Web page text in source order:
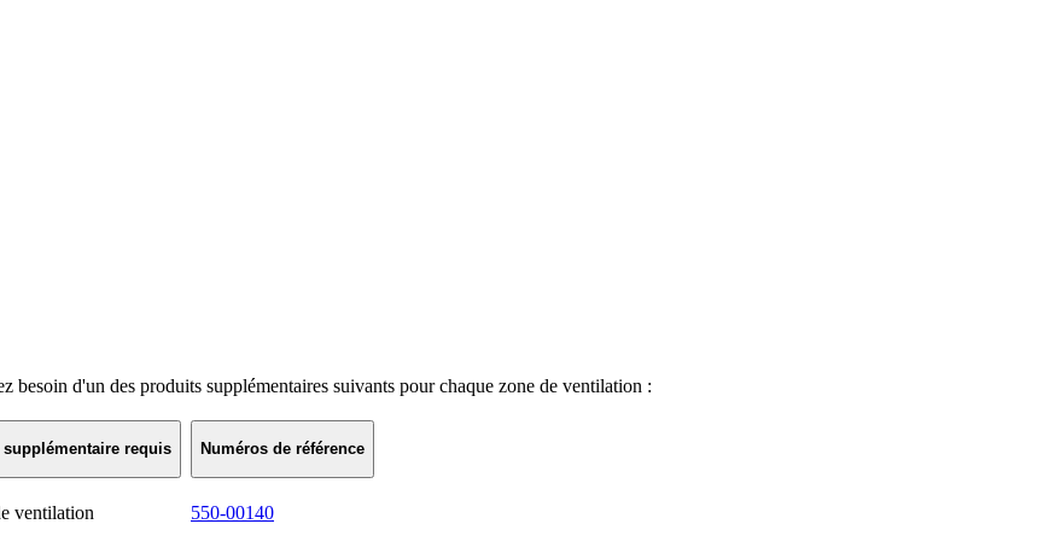
d'un des produits supplémentaires suivants pour chaque zone de ventilation :
supplémentaire requis Numéros de référence
ventilation 550-00140